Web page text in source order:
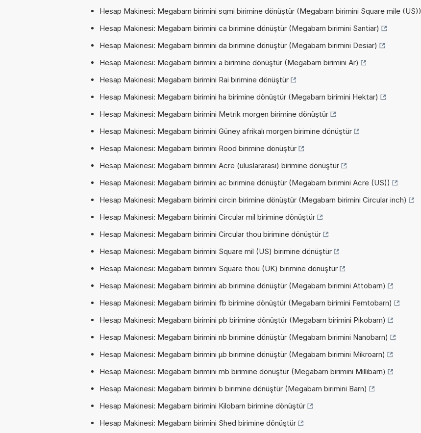
Hesap Makinesi: Megabarn birimini sqmi birimine dönüştür (Megabarn birimini Square mile (US))
Hesap Makinesi: Megabarn birimini ca birimine dönüştür (Megabarn birimini Santiar)
Hesap Makinesi: Megabarn birimini da birimine dönüştür (Megabarn birimini Desiar)
Hesap Makinesi: Megabarn birimini a birimine dönüştür (Megabarn birimini Ar)
Hesap Makinesi: Megabarn birimini Rai birimine dönüştür
Hesap Makinesi: Megabarn birimini ha birimine dönüştür (Megabarn birimini Hektar)
Hesap Makinesi: Megabarn birimini Metrik morgen birimine dönüştür
Hesap Makinesi: Megabarn birimini Güney afrikalı morgen birimine dönüştür
Hesap Makinesi: Megabarn birimini Rood birimine dönüştür
Hesap Makinesi: Megabarn birimini Acre (uluslararası) birimine dönüştür
Hesap Makinesi: Megabarn birimini ac birimine dönüştür (Megabarn birimini Acre (US))
Hesap Makinesi: Megabarn birimini circin birimine dönüştür (Megabarn birimini Circular inch)
Hesap Makinesi: Megabarn birimini Circular mil birimine dönüştür
Hesap Makinesi: Megabarn birimini Circular thou birimine dönüştür
Hesap Makinesi: Megabarn birimini Square mil (US) birimine dönüştür
Hesap Makinesi: Megabarn birimini Square thou (UK) birimine dönüştür
Hesap Makinesi: Megabarn birimini ab birimine dönüştür (Megabarn birimini Attobarn)
Hesap Makinesi: Megabarn birimini fb birimine dönüştür (Megabarn birimini Femtobarn)
Hesap Makinesi: Megabarn birimini pb birimine dönüştür (Megabarn birimini Pikobarn)
Hesap Makinesi: Megabarn birimini nb birimine dönüştür (Megabarn birimini Nanobarn)
Hesap Makinesi: Megabarn birimini µb birimine dönüştür (Megabarn birimini Mikroarn)
Hesap Makinesi: Megabarn birimini mb birimine dönüştür (Megabarn birimini Millibarn)
Hesap Makinesi: Megabarn birimini b birimine dönüştür (Megabarn birimini Barn)
Hesap Makinesi: Megabarn birimini Kilobarn birimine dönüştür
Hesap Makinesi: Megabarn birimini Shed birimine dönüştür